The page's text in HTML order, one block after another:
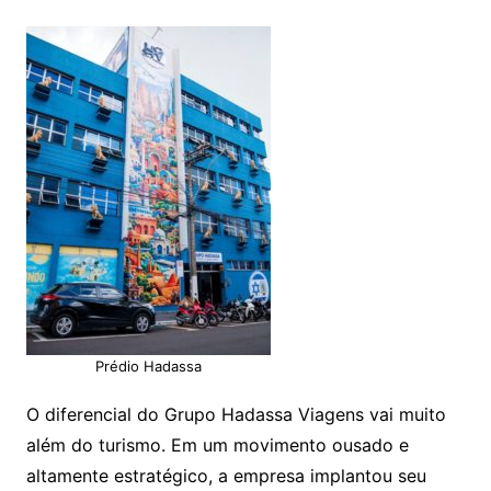
Prédio Hadassa
O diferencial do Grupo Hadassa Viagens vai muito
além do turismo. Em um movimento ousado e
altamente estratégico, a empresa implantou seu